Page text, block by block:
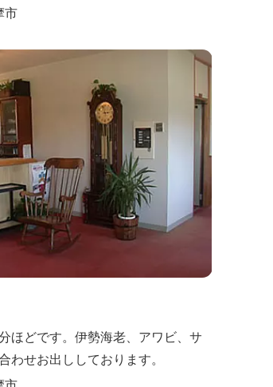
市
ほどです。伊勢海老、アワビ、サ
わせお出ししております。